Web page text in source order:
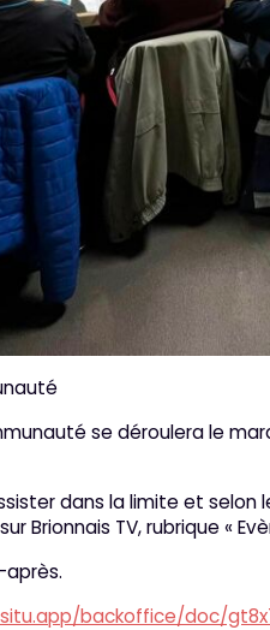
se déroulera le
dans la limite et
Brionnais TV, rubrique «
après.
backoffice/doc/